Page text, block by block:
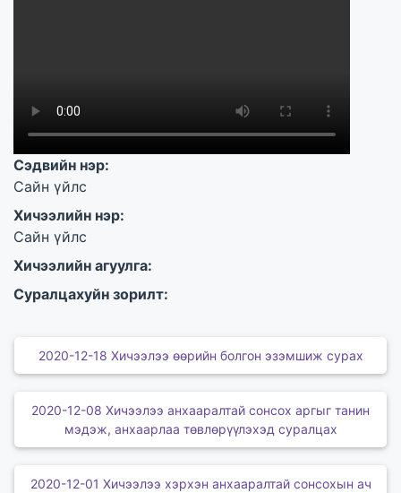
Сэдвийн нэр:
Сайн үйлс
Хичээлийн нэр:
Сайн үйлс
Хичээлийн агуулга:
Суралцахуйн зорилт:
2020-12-18 Хичээлээ өөрийн болгон эзэмшиж сурах
2020-12-08 Хичээлээ анхааралтай сонсох аргыг танин
мэдэж, анхаарлаа төвлөрүүлэхэд суралцах
2020-12-01 Хичээлээ хэрхэн анхааралтай сонсохын ач